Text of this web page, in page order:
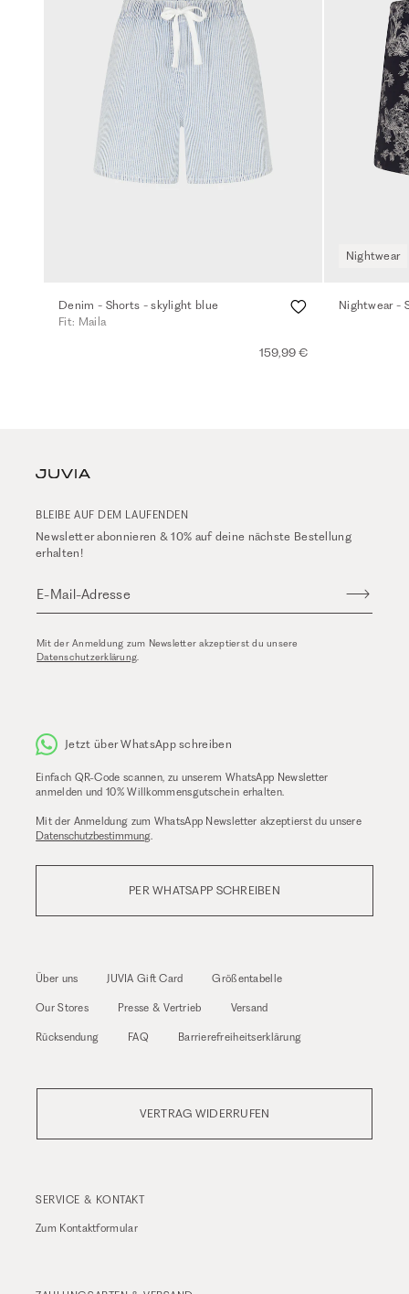
Denim - Shorts - skylight blue
Fit: Maila
159,99 €
Nightwear
Nightwear -
BLEIBE AUF DEM LAUFENDEN
Newsletter abonnieren & 10% auf deine nächste Bestellung
erhalten!
E-Mail-Adresse
Mit der Anmeldung zum Newsletter akzeptierst du unsere
Datenschutzerklärung.
Jetzt über WhatsApp schreiben
Einfach QR-Code scannen, zu unserem WhatsApp Newsletter
anmelden und 10% Willkommensgutschein erhalten.
Mit der Anmeldung zum WhatsApp Newsletter akzeptierst du unsere
Datenschutzbestimmung.
PER WHATSAPP SCHREIBEN
Über uns JUVIA Gift Card Größentabelle
Our Stores Presse & Vertrieb Versand
Rücksendung FAQ Barrierefreiheitserklärung
VERTRAG WIDERRUFEN
SERVICE & KONTAKT
Zum Kontaktformular